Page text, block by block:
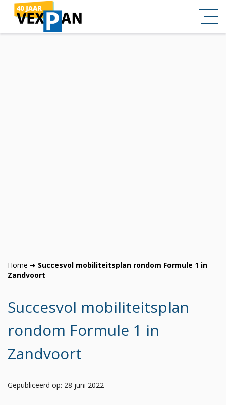
Home ➜ Succesvol mobiliteitsplan rondom Formule 1 in
Zandvoort
Succesvol mobiliteitsplan
rondom Formule 1 in
Zandvoort
Gepubliceerd op: 28 juni 2022